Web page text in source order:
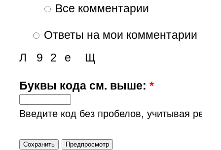
Все комментарии
Ответы на мои комментарии
9
2 е
Л Щ
Буквы кода см. выше:*
Введите код без пробелов, учитывая